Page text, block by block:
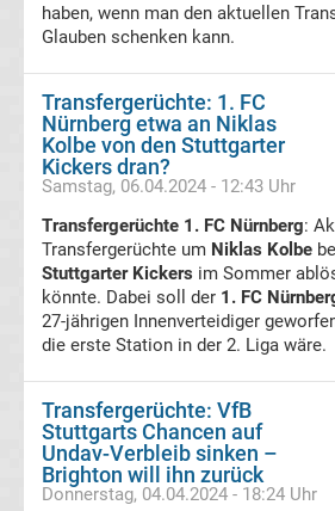
Tabelle
Serie
A
Ergebnisse
Serie
A
Transfergerüchte
Transfergerüchte
haben, wenn man den aktuellen
Glauben schenken kann.
Transfergerüchte: 1. FC
Nürnberg etwa an Niklas
Kolbe von den Stuttgarter
Kickers dran?
Samstag, 06.04.2024 - 12:43 Uhr
Transfergerüchte 1. FC Nürnberg:
Transfergerüchte um Niklas Kolbe
Stuttgarter Kickers im Sommer
könnte. Dabei soll der 1. FC
27-jährigen Innenverteidiger
die erste Station in der 2. Liga wäre.
Transfergerüchte: VfB
Stuttgarts Chancen auf
Undav-Verbleib sinken –
Brighton will ihn zurück
Donnerstag, 04.04.2024 - 18:24 Uhr